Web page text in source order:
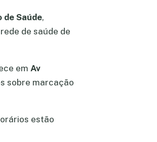
Saúde,
de saúde de
em Av
sobre marcação
estão